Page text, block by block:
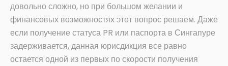
довольно сложно, но при большом желании и
финансовых возможностях этот вопрос решаем. Даже
если получение статуса PR или паспорта в Сингапуре
задерживается, данная юрисдикция все равно
остается одной из первых по скорости получения